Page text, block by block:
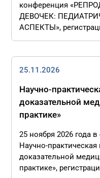
конференция
ДЕВОЧЕК:
АСПЕКТЫ»,
25.11.2026
Научно-
доказательной
практике»
25 ноября 2026 года
Научно-
доказательной
практике»,